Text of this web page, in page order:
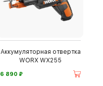
Аккумуляторная отвертка
WORX WX255
6 890 ⃏